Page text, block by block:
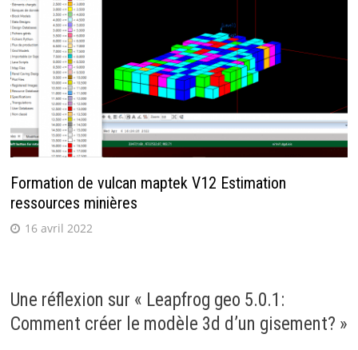
Formation de vulcan maptek V12 Estimation
ressources minières
16 avril 2022
Une réflexion sur « Leapfrog geo 5.0.1:
Comment créer le modèle 3d d’un gisement? »